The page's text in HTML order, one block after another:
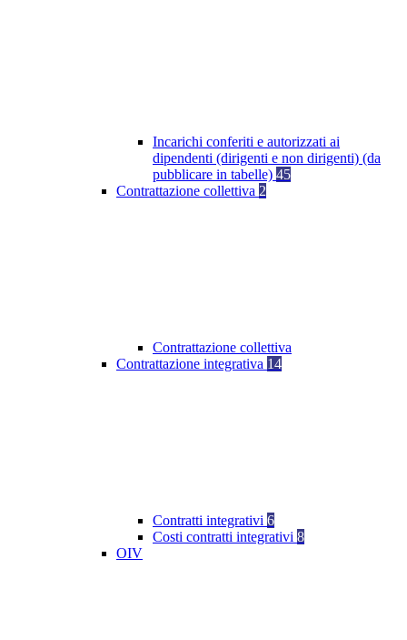
Incarichi conferiti e autorizzati ai
dipendenti (dirigenti e non dirigenti) (da
pubblicare in tabelle) 45
Contrattazione collettiva 2
Contrattazione collettiva
Contrattazione integrativa 14
Contratti integrativi 6
Costi contratti integrativi 8
OIV